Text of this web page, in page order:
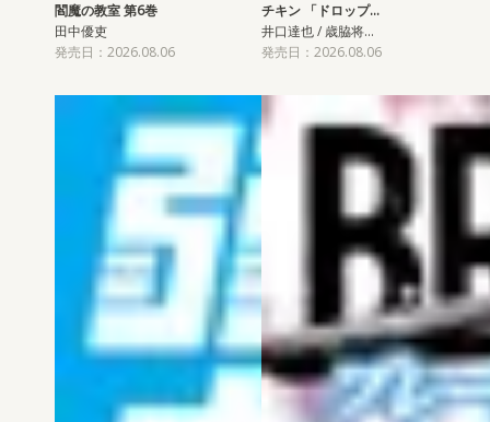
閻魔の教室 第6巻
田中優吏
発売日：2026.08.06
チキン 「ドロップ…
井口達也 / 歳脇将…
発売日：2026.08.06